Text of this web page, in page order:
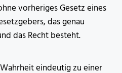
vorheriges Gesetz eines
das genau
das Recht besteht.
eindeutig zu einer